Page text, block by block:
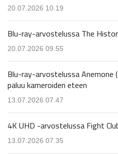
20.07.2026 10.19
Blu-ray-arvostelussa The
20.07.2026 09.55
Blu-ray-arvostelussa Anemone
paluu kameroiden eteen
13.07.2026 07.47
4K UHD -arvostelussa Fight
13.07.2026 07.35